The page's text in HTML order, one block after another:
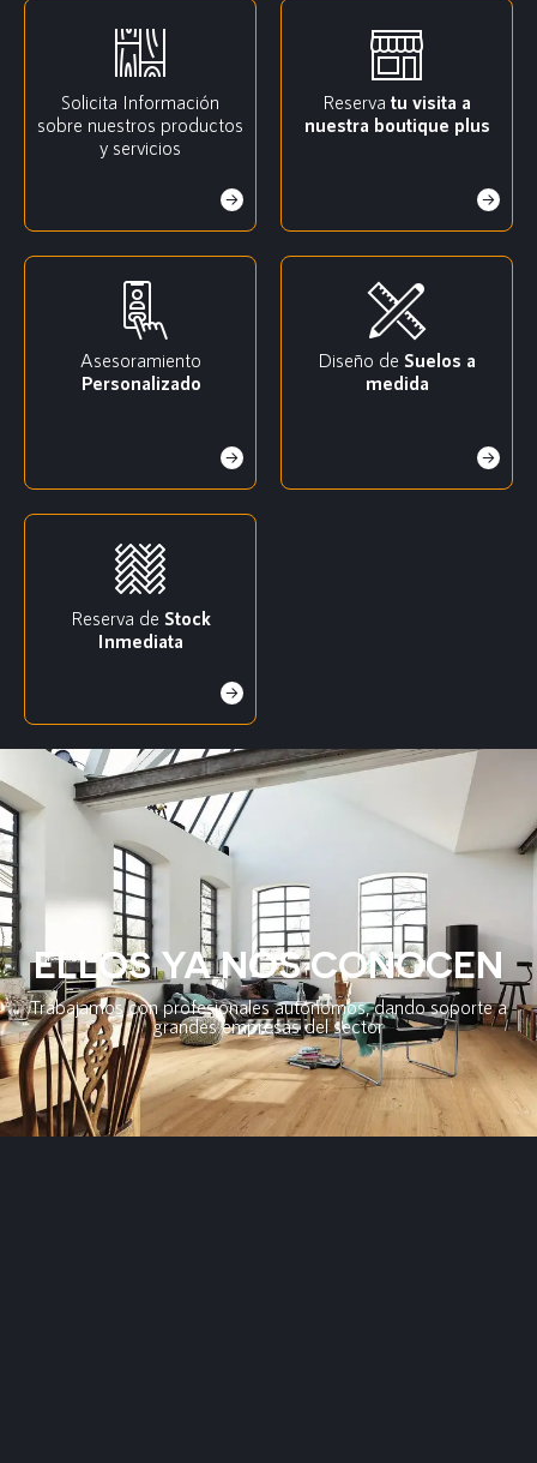
Solicita Información
sobre nuestros productos
y servicios
Reserva tu visita a
nuestra boutique plus
Asesoramiento
Personalizado
Diseño de Suelos a
medida
Reserva de Stock
Inmediata
ELLOS YA NOS CONOCEN
Trabajamos con profesionales autónomos, dando soporte a
grandes empresas del sector